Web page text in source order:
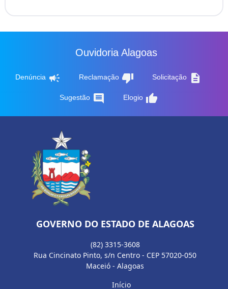
Ouvidoria Alagoas
Denúncia campaign Reclamação thumb_down Solicitação description
Sugestão comment Elogio thumb_up
GOVERNO DO ESTADO DE ALAGOAS
(82) 3315-3608
Rua Cincinato Pinto, s/n Centro - CEP 57020-050
Maceió - Alagoas
Início